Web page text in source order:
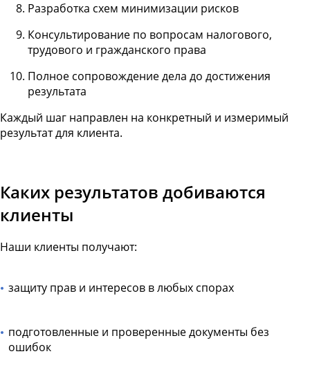
Разработка схем минимизации рисков
Консультирование по вопросам налогового,
трудового и гражданского права
Полное сопровождение дела до достижения
результата
Каждый шаг направлен на конкретный и измеримый
результат для клиента.
Каких результатов добиваются
клиенты
Наши клиенты получают:
защиту прав и интересов в любых спорах
подготовленные и проверенные документы без
ошибок